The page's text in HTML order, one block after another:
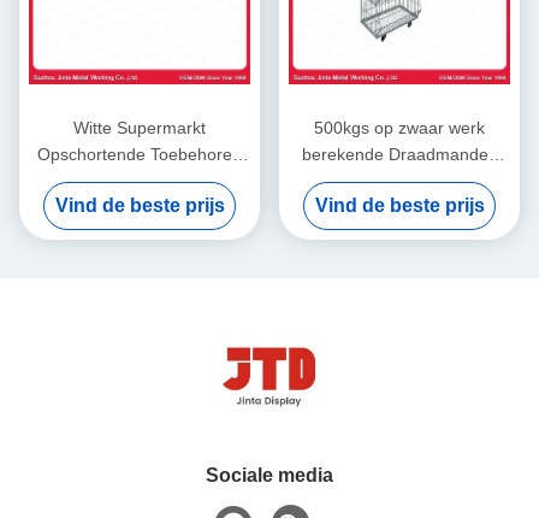
Witte Supermarkt
Opschortende Toebehoren
1000mm Kapstokbar
Vind de beste prijs
500kgs op zwaar werk
berekende Draadmanden
1200mm 900mm Draad
Mesh Storage Cages
Vind de beste prijs
Sociale media